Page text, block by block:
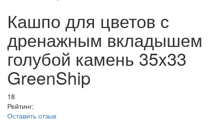
Кашпо для цветов с
дренажным вкладышем
голубой камень 35x33
GreenShip
18
Рейтинг:
Оставить отзыв